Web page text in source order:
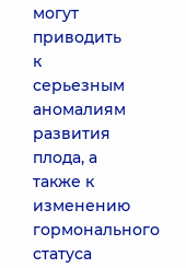
могут
приводить
к
серьезным
аномалиям
развития
плода, а
также к
изменению
гормонального
статуса